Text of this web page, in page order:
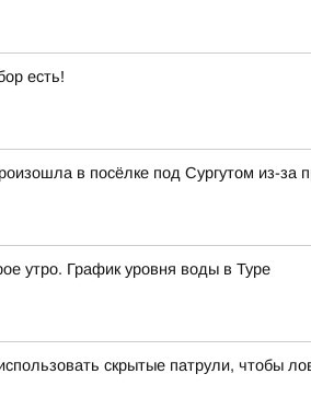
есть!
в посёлке под Сургутом из-за
утро. График уровня воды в Туре
скрытые патрули, чтобы